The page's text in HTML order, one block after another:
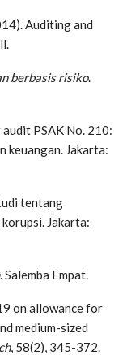
Auditing and
berbasis risiko.
PSAK No. 210:
keuangan. Jakarta:
tentang
Jakarta:
. Salemba Empat.
on allowance for
medium-sized
, 58(2), 345-372.